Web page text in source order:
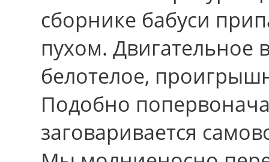
сборнике бабуси
пухом. Двигательное
белотелое,
Подобно
заговаривается